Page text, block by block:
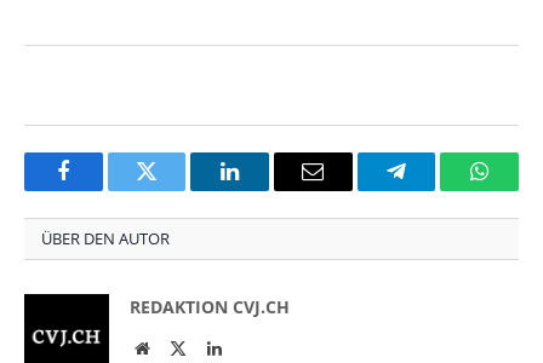
FacebookTwitter LinkedInEmail Telegram
ÜBER DEN AUTOR
REDAKTION CVJ.CH
WebsiteTwitterLinkedIn